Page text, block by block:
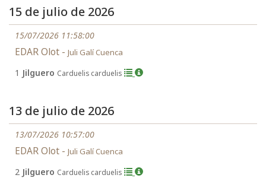
15 de julio de 2026
15/07/2026 11:58:00
EDAR Olot - Juli Galí Cuenca
1 Jilguero Carduelis carduelis
13 de julio de 2026
13/07/2026 10:57:00
EDAR Olot - Juli Galí Cuenca
2 Jilguero Carduelis carduelis